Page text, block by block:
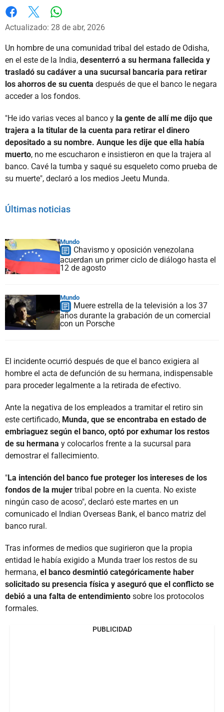
Facebook
X
Actualizado: 28 de abr, 2026
Un hombre de una comunidad tribal del estado de Odisha,
en el este de la India, desenterró a su hermana fallecida y
trasladó su cadáver a una sucursal bancaria para retirar
los ahorros de su cuenta después de que el banco le negara
acceder a los fondos.
"He ido varias veces al banco y la gente de allí me dijo que
trajera a la titular de la cuenta para retirar el dinero
depositado a su nombre. Aunque les dije que ella había
muerto, no me escucharon e insistieron en que la trajera al
banco. Cavé la tumba y saqué su esqueleto como prueba de
su muerte", declaró a los medios Jeetu Munda.
Últimas noticias
Mundo
Chavismo y oposición venezolana
acuerdan un primer ciclo de diálogo hasta el
12 de agosto
Mundo
Muere estrella de la televisión a los 37
años durante la grabación de un comercial
con un Porsche
El incidente ocurrió después de que el banco exigiera al
hombre el acta de defunción de su hermana, indispensable
para proceder legalmente a la retirada de efectivo.
Ante la negativa de los empleados a tramitar el retiro sin
este certificado, Munda, que se encontraba en estado de
embriaguez según el banco, optó por exhumar los restos
de su hermana y colocarlos frente a la sucursal para
demostrar el fallecimiento.
"La intención del banco fue proteger los intereses de los
fondos de la mujer tribal pobre en la cuenta. No existe
ningún caso de acoso", declaró este martes en un
comunicado el Indian Overseas Bank, el banco matriz del
banco rural.
Tras informes de medios que sugirieron que la propia
entidad le había exigido a Munda traer los restos de su
hermana, el banco desmintió categóricamente haber
solicitado su presencia física y aseguró que el conflicto se
debió a una falta de entendimiento sobre los protocolos
formales.
PUBLICIDAD